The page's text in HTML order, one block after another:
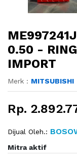
0.50 -
IMPORT
Merk : MITSUBISHI
Rp.
Dijual Oleh.:
Mitra aktif